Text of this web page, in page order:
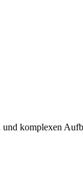
komplexen